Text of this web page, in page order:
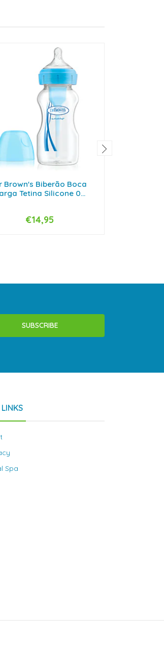
Brown's Biberão Boca
Tetina Silicone 0...
VIEW OPTIONS
€14,95
SUBSCRIBE
Spa